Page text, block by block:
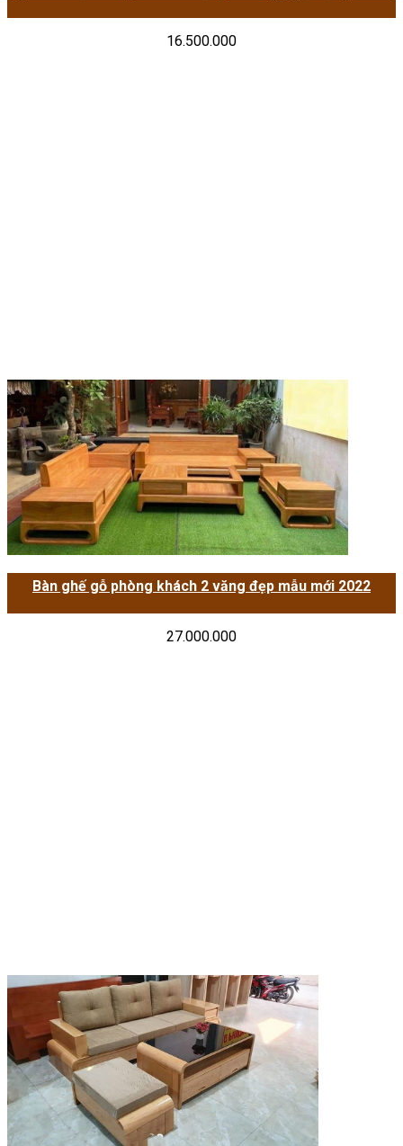
16.500.000
Bàn ghế gỗ phòng khách 2 văng đẹp mẫu mới 2022
27.000.000